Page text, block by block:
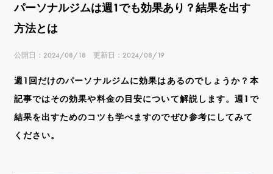
パーソナルジムは週1でも効果あり？結果を出す
方法とは
公開日：2024/08/18 更新日：2024/08/19
週1回だけのパーソナルジムに効果はあるのでしょうか？本
記事ではその効果や料金の目安について解説します。週1で
結果を出すためのコツも学べますのでぜひ参考にしてみて
ください。